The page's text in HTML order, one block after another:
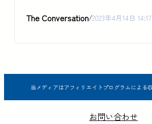
The Conversation/2023年4月14日 14:17
当メディアはアフィリエイトプログラムによる
お問い合わせ